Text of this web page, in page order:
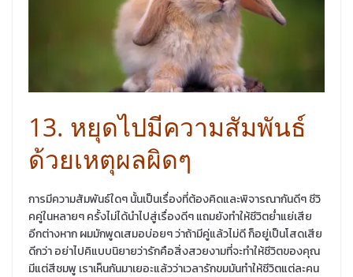
13. หยุดไปมีความสัมพันธ์
ด้วยเหตุผลผิดๆ
การมีความสัมพันธ์ใดๆ นั้นเป็นเรื่องที่ต้องคิดและพิจารณากันดีๆ ชีวิ
คคู่ในหลายๆ ครั้งไม่ได้นำไปสู่เรื่องดีๆ แถมยังทำให้ชีวิตย่ำแย่เสีย
อีกต่างหาก ผมมักพูดเสมอบ่อยๆ ว่าถ้ามีคู่แล้วไม่ดี ก็อยู่เป็นโสดเสีย
ดีกว่า อย่าไปคิแบบนิยายว่ารักคือสิ่งสวยงามที่จะทำให้ชีวิตของคุณ
มีแต่สีชมพู เราเห็นกันมาเยอะแล้วว่าเวลารักขมมันทำให้ชีวิตแต่ละคน